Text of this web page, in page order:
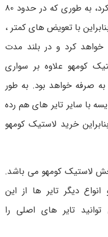
لاستیک کومهو استفاده خواهید کرد، به طوری که در حدود 80
با تعویض های کمتر ،
کرد و در بلند مدت
کومهو علاوه بر سواری
به صرفه خواهد بود. به طور
با سایر تایر های هم رده
خرید لاستیک کومهو
لاستیک کومهو می باشد.
دیگر تایر ها از این
تایر های اصلی را